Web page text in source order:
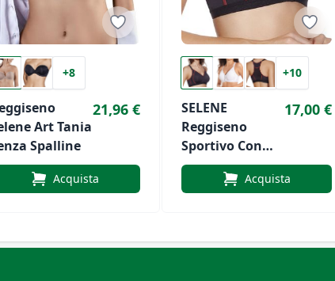
+8
Art Tania
Spalline
21,96 €
Acquista
+10
SELENE
Reggiseno
Sportivo Con
Chiusura Avanti
Senza Ferretto
17,00 €
Acquista